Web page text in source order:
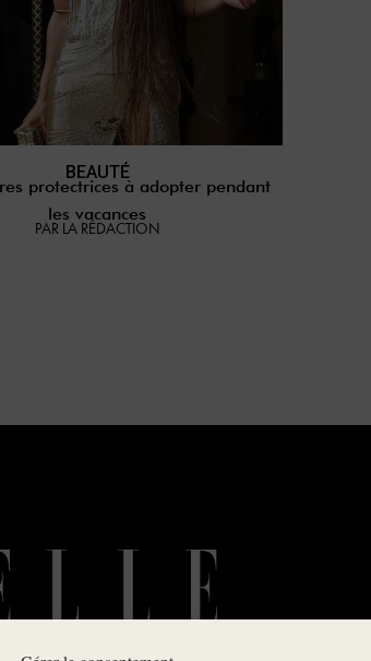
BEAUTÉ
protectrices à adopter pendant
les vacances
PAR LA RÉDACTION